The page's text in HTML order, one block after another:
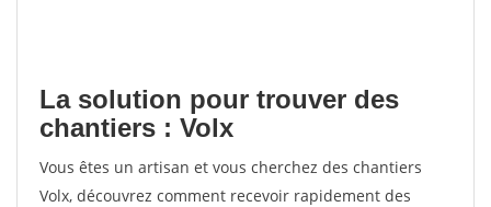
La solution pour trouver des
chantiers : Volx
Vous êtes un artisan et vous cherchez des chantiers
Volx, découvrez comment recevoir rapidement des